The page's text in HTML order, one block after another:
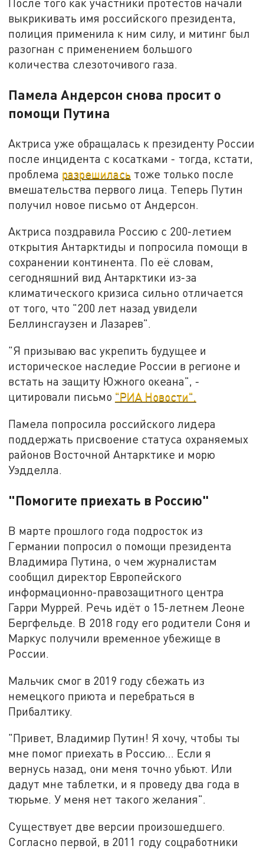
выкрикивать имя российского президента,
полиция применила к ним силу, и митинг был
разогнан с применением большого
количества слезоточивого газа.
Памела Андерсон снова просит о
помощи Путина
Актриса уже обращалась к президенту России
после инцидента с косатками - тогда, кстати,
проблема разрешилась тоже только после
вмешательства первого лица. Теперь Путин
получил новое письмо от Андерсон.
Актриса поздравила Россию с 200-летием
открытия Антарктиды и попросила помощи в
сохранении континента. По её словам,
сегодняшний вид Антарктики из-за
климатического кризиса сильно отличается
от того, что "200 лет назад увидели
Беллинсгаузен и Лазарев".
"Я призываю вас укрепить будущее и
историческое наследие России в регионе и
встать на защиту Южного океана", -
цитировали письмо "РИА Новости".
Памела попросила российского лидера
поддержать присвоение статуса охраняемых
районов Восточной Антарктике и морю
Уэдделла.
"Помогите приехать в Россию"
В марте прошлого года подросток из
Германии попросил о помощи президента
Владимира Путина, о чем журналистам
сообщил директор Европейского
информационно-правозащитного центра
Гарри Муррей. Речь идёт о 15-летнем Леоне
Бергфельде. В 2018 году его родители Соня и
Маркус получили временное убежище в
России.
Мальчик смог в 2019 году сбежать из
немецкого приюта и перебраться в
Прибалтику.
"Привет, Владимир Путин! Я хочу, чтобы ты
мне помог приехать в Россию… Если я
вернусь назад, они меня точно убьют. Или
дадут мне таблетки, и я проведу два года в
тюрьме. У меня нет такого желания".
Существует две версии произошедшего.
Согласно первой, в 2011 году соцработники